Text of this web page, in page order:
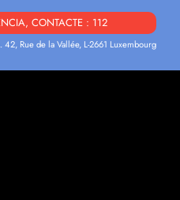
CONTACTE : 112
Rue de la Vallée, L-2661 Luxembourg